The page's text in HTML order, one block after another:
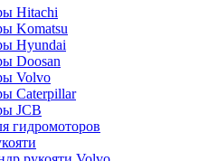
Hitachi
Komatsu
Hyundai
Doosan
Volvo
Caterpillar
JCB
гидромоторов